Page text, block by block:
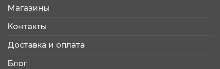
Магазины
Контакты
Доставка и оплата
Блог